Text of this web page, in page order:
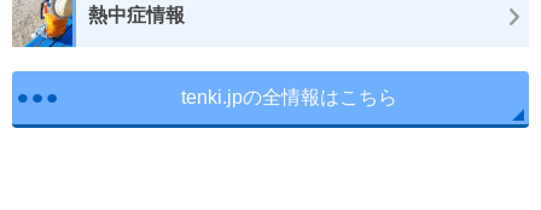
熱中症情報
tenki.jpの全情報はこちら